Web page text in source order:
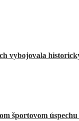
vybojovala
športovom